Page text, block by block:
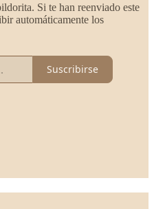
Si te han reenviado este
automáticamente los
Suscribirse